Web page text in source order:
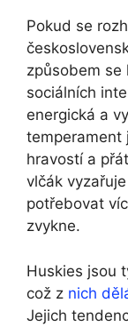
Pokud se
způsobem se
sociálních
energická a
temperament
hravostí a
vlčák
potřebovat
zvykne.
Huskies jsou
což z nich
Jejich